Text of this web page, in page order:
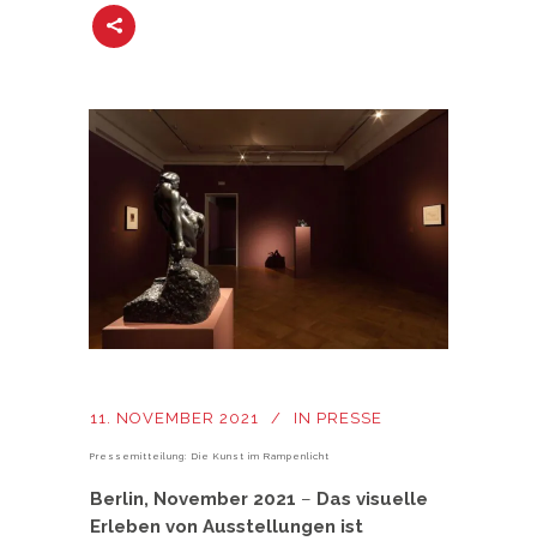
11. NOVEMBER 2021 IN PRESSE
Pressemitteilung: Die Kunst im Rampenlicht
Berlin, November 2021 – Das visuelle
Erleben von Ausstellungen ist